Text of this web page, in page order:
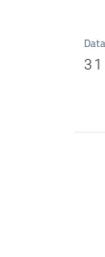
Data